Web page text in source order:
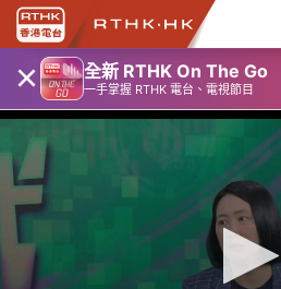
× 全新 RTHK On The Go
一手掌握 RTHK 電台、電視節目